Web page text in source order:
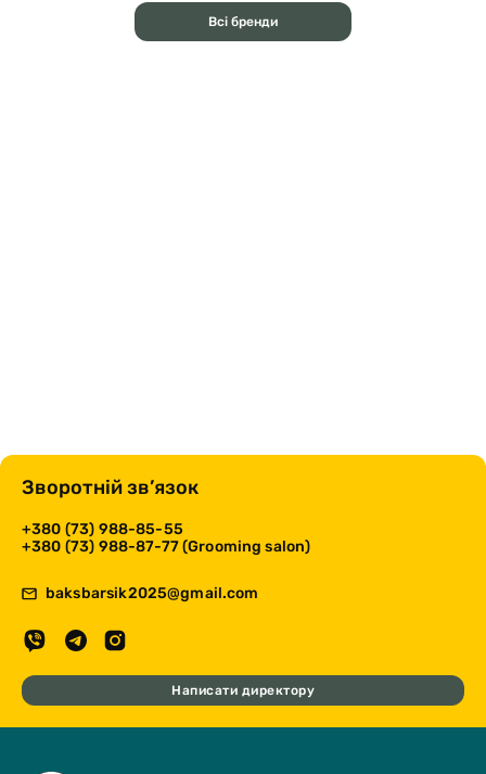
Всі бренди
Зворотній зв’язок
+380 (73) 988-85-55
+380 (73) 988-87-77 (Grooming salon)
baksbarsik2025@gmail.com
Написати директору